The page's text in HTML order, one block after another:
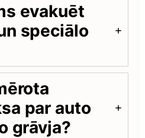
evakuēt
speciālo
par auto
grāvja?